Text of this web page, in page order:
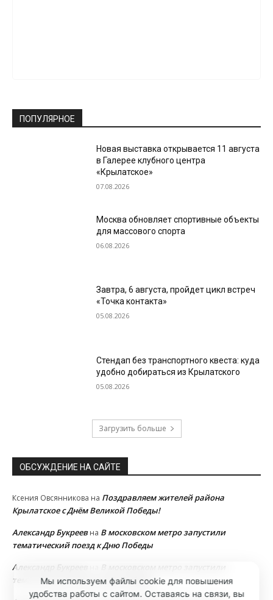
ПОПУЛЯРНОЕ
Новая выставка открывается 11 августа
в Галерее клубного центра
«Крылатское»
07.08.2026
Москва обновляет спортивные объекты
для массового спорта
06.08.2026
Завтра, 6 августа, пройдет цикл встреч
«Точка контакта»
05.08.2026
Стендап без транспортного квеста: куда
удобно добираться из Крылатского
05.08.2026
Загрузить больше
ОБСУЖДЕНИЕ НА САЙТЕ
Ксения Овсянникова на Поздравляем жителей района
Крылатское с Днём Великой Победы!
Александр Букреевна В московском метро запустили
тематический поезд к Дню Победы
Александр Букреев
В московском метро запустили
тематический поезд к Дню Победы
Мы используем файлы cookie для повышения
удобства работы с сайтом. Оставаясь на связи, вы